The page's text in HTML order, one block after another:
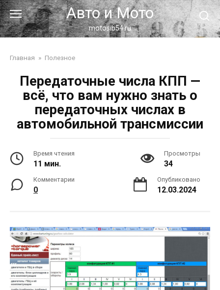
Перейти
к
контенту
Авто и Мото
motosib54.ru
Главная » Полезное
Передаточные числа КПП —
всё, что вам нужно знать о
передаточных числах в
автомобильной трансмиссии
Время чтения
11 мин.
Просмотры
34
Комментарии
0
Опубликовано
12.03.2024